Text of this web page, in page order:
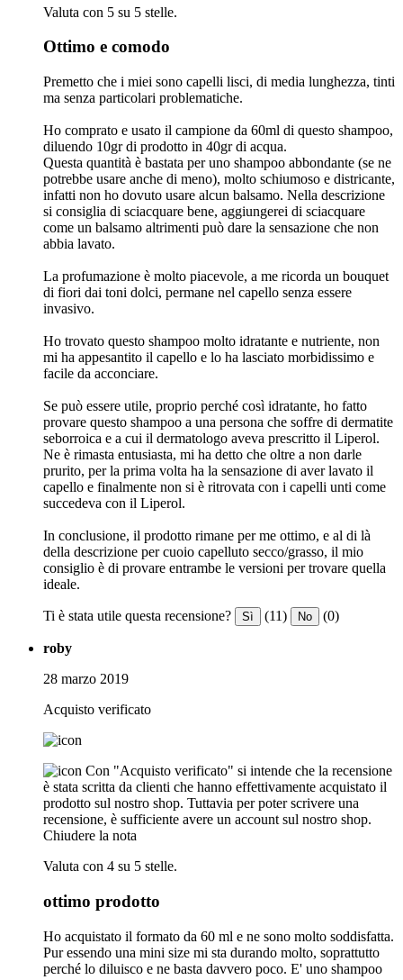
Valuta con 5 su 5 stelle.
Ottimo e comodo
Premetto che i miei sono capelli lisci, di media lunghezza, tinti
ma senza particolari problematiche.
Ho comprato e usato il campione da 60ml di questo shampoo,
diluendo 10gr di prodotto in 40gr di acqua.
Questa quantità è bastata per uno shampoo abbondante (se ne
potrebbe usare anche di meno), molto schiumoso e districante,
infatti non ho dovuto usare alcun balsamo. Nella descrizione
si consiglia di sciacquare bene, aggiungerei di sciacquare
come un balsamo altrimenti può dare la sensazione che non
abbia lavato.
La profumazione è molto piacevole, a me ricorda un bouquet
di fiori dai toni dolci, permane nel capello senza essere
invasivo.
Ho trovato questo shampoo molto idratante e nutriente, non
mi ha appesantito il capello e lo ha lasciato morbidissimo e
facile da acconciare.
Se può essere utile, proprio perché così idratante, ho fatto
provare questo shampoo a una persona che soffre di dermatite
seborroica e a cui il dermatologo aveva prescritto il Liperol.
Ne è rimasta entusiasta, mi ha detto che oltre a non darle
prurito, per la prima volta ha la sensazione di aver lavato il
capello e finalmente non si è ritrovata con i capelli unti come
succedeva con il Liperol.
In conclusione, il prodotto rimane per me ottimo, e al di là
della descrizione per cuoio capelluto secco/grasso, il mio
consiglio è di provare entrambe le versioni per trovare quella
ideale.
Ti è stata utile questa recensione? Sì (11) No (0)
roby
28 marzo 2019
Acquisto verificato
Con "Acquisto verificato" si intende che la recensione
è stata scritta da clienti che hanno effettivamente acquistato il
prodotto sul nostro shop. Tuttavia per poter scrivere una
recensione, è sufficiente avere un account sul nostro shop.
Chiudere la nota
Valuta con 4 su 5 stelle.
ottimo prodotto
Ho acquistato il formato da 60 ml e ne sono molto soddisfatta.
Pur essendo una mini size mi sta durando molto, soprattutto
perché lo diluisco e ne basta davvero poco. E' uno shampoo